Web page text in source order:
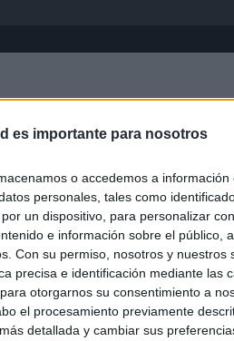
es importante para nosotros
o accedemos a
personales, tales como
un dispositivo, para personalizar
e información sobre el público,
Con su permiso, nosotros y nuestros
precisa e identificación mediante las
otorgarnos su consentimiento a
el procesamiento previamente
detallada y cambiar sus
Inicio